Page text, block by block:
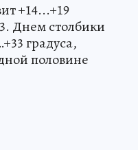
+14...+19
Днем столбики
градуса,
половине